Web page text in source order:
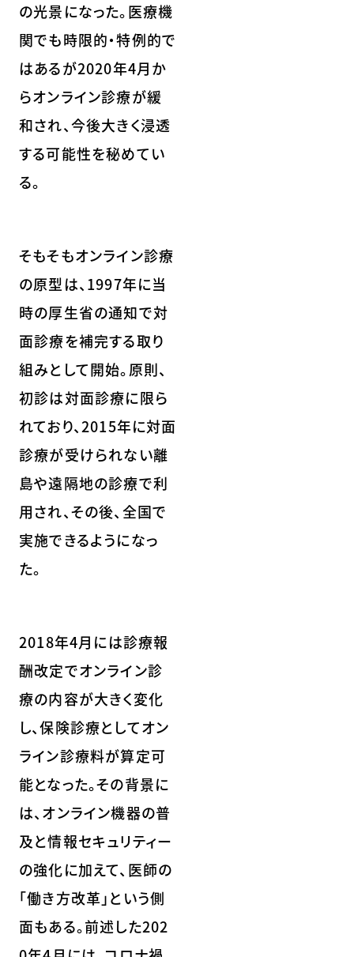
の光景になった。医療機
関でも時限的・特例的で
はあるが2020年4月か
らオンライン診療が緩
和され、今後大きく浸透
する可能性を秘めてい
る。
そもそもオンライン診療
の原型は、1997年に当
時の厚生省の通知で対
面診療を補完する取り
組みとして開始。原則、
初診は対面診療に限ら
れており、2015年に対面
診療が受けられない離
島や遠隔地の診療で利
用され、その後、全国で
実施できるようになっ
た。
2018年4月には診療報
酬改定でオンライン診
療の内容が大きく変化
し、保険診療としてオン
ライン診療料が算定可
能となった。その背景に
は、オンライン機器の普
及と情報セキュリティー
の強化に加えて、医師の
「働き方改革」という側
面もある。前述した202